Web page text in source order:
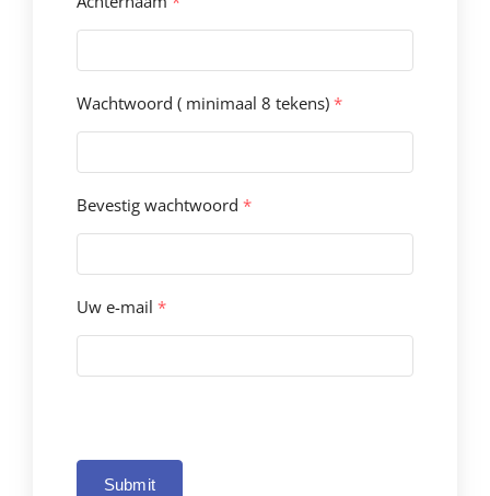
Wachtwoord ( minimaal 8 tekens) *
Bevestig wachtwoord *
Uw e-mail *
Submit